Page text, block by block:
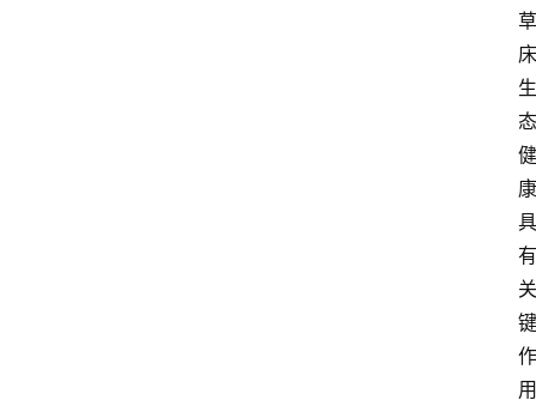
草
床
生
态
健
康
具
有
关
键
作
用